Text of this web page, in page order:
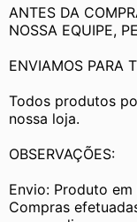
ANTES DA
NOSSA EQUIPE,
ENVIAMOS PARA
Todos produtos
nossa loja.
OBSERVAÇÕES:
Envio: Produto
Compras